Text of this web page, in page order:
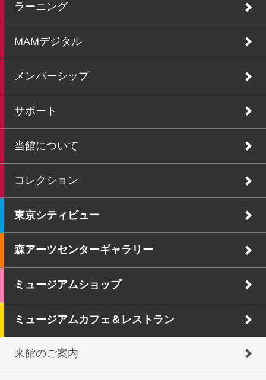
ラーニング
MAMデジタル
メンバーシップ
サポート
当館について
コレクション
東京シティビュー
森アーツセンターギャラリー
ミュージアムショップ
ミュージアムカフェ＆レストラン
来館のご案内